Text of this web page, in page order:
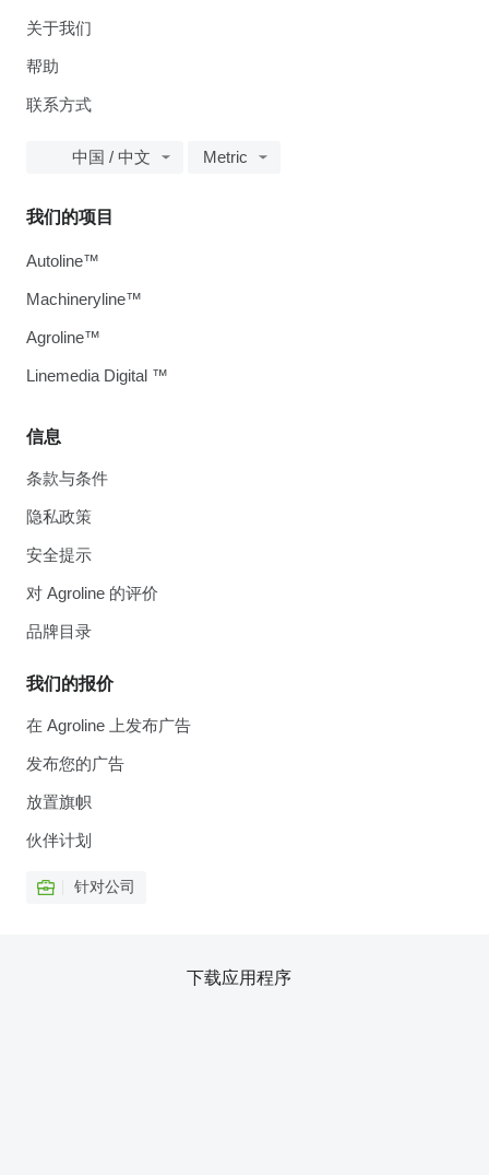
关于我们
帮助
联系方式
中国 / 中文 Metric
信息
条款与条件
隐私政策
安全提示
对 Agroline 的评价
品牌目录
我们的报价
在 Agroline 上发布广告
发布您的广告
放置旗帜
伙伴计划
针对公司
我们的项目
Autoline™
Machineryline™
Agroline™
Linemedia Digital ™
下载应用程序